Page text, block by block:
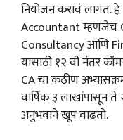
नियोजन करावं
Accountant म्हणजेच
Consultancy आणि
यासाठी १२ वी नंतर
CA चा कठीण
वार्षिक ३ लाखांपासून
अनुभवाने खूप वाढतो.